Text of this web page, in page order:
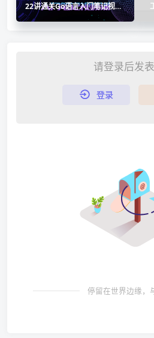
22讲通关Go语言入门笔记视频
课
请登录后发
登录
停留在世界边缘，